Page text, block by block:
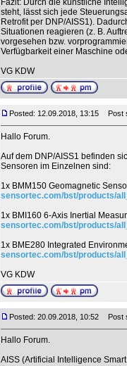
Fazit: Durch die künstliche
steht, lässt sich jede
Retrofit per DNP/AISS1).
Situationen reagieren (z. B.
vorgesehen bzw.
Verfügbarkeit einer Maschine
VG KDW
Posted: 12.09.2018, 13:15 Post
Hallo Forum.
Auf dem DNP/AISS1 befinden
Sensoren im Einzelnen sind:
1x BMM150 Geomagnetic
sensortec.com/bst/products/
1x BMI160 6-Axis Inertial
sensortec.com/bst/products/
1x BME280 Integrated
sensortec.com/bst/products/
VG KDW
Posted: 20.09.2018, 10:52 Post
Hallo Forum.
AISS (Artificial Intelligence